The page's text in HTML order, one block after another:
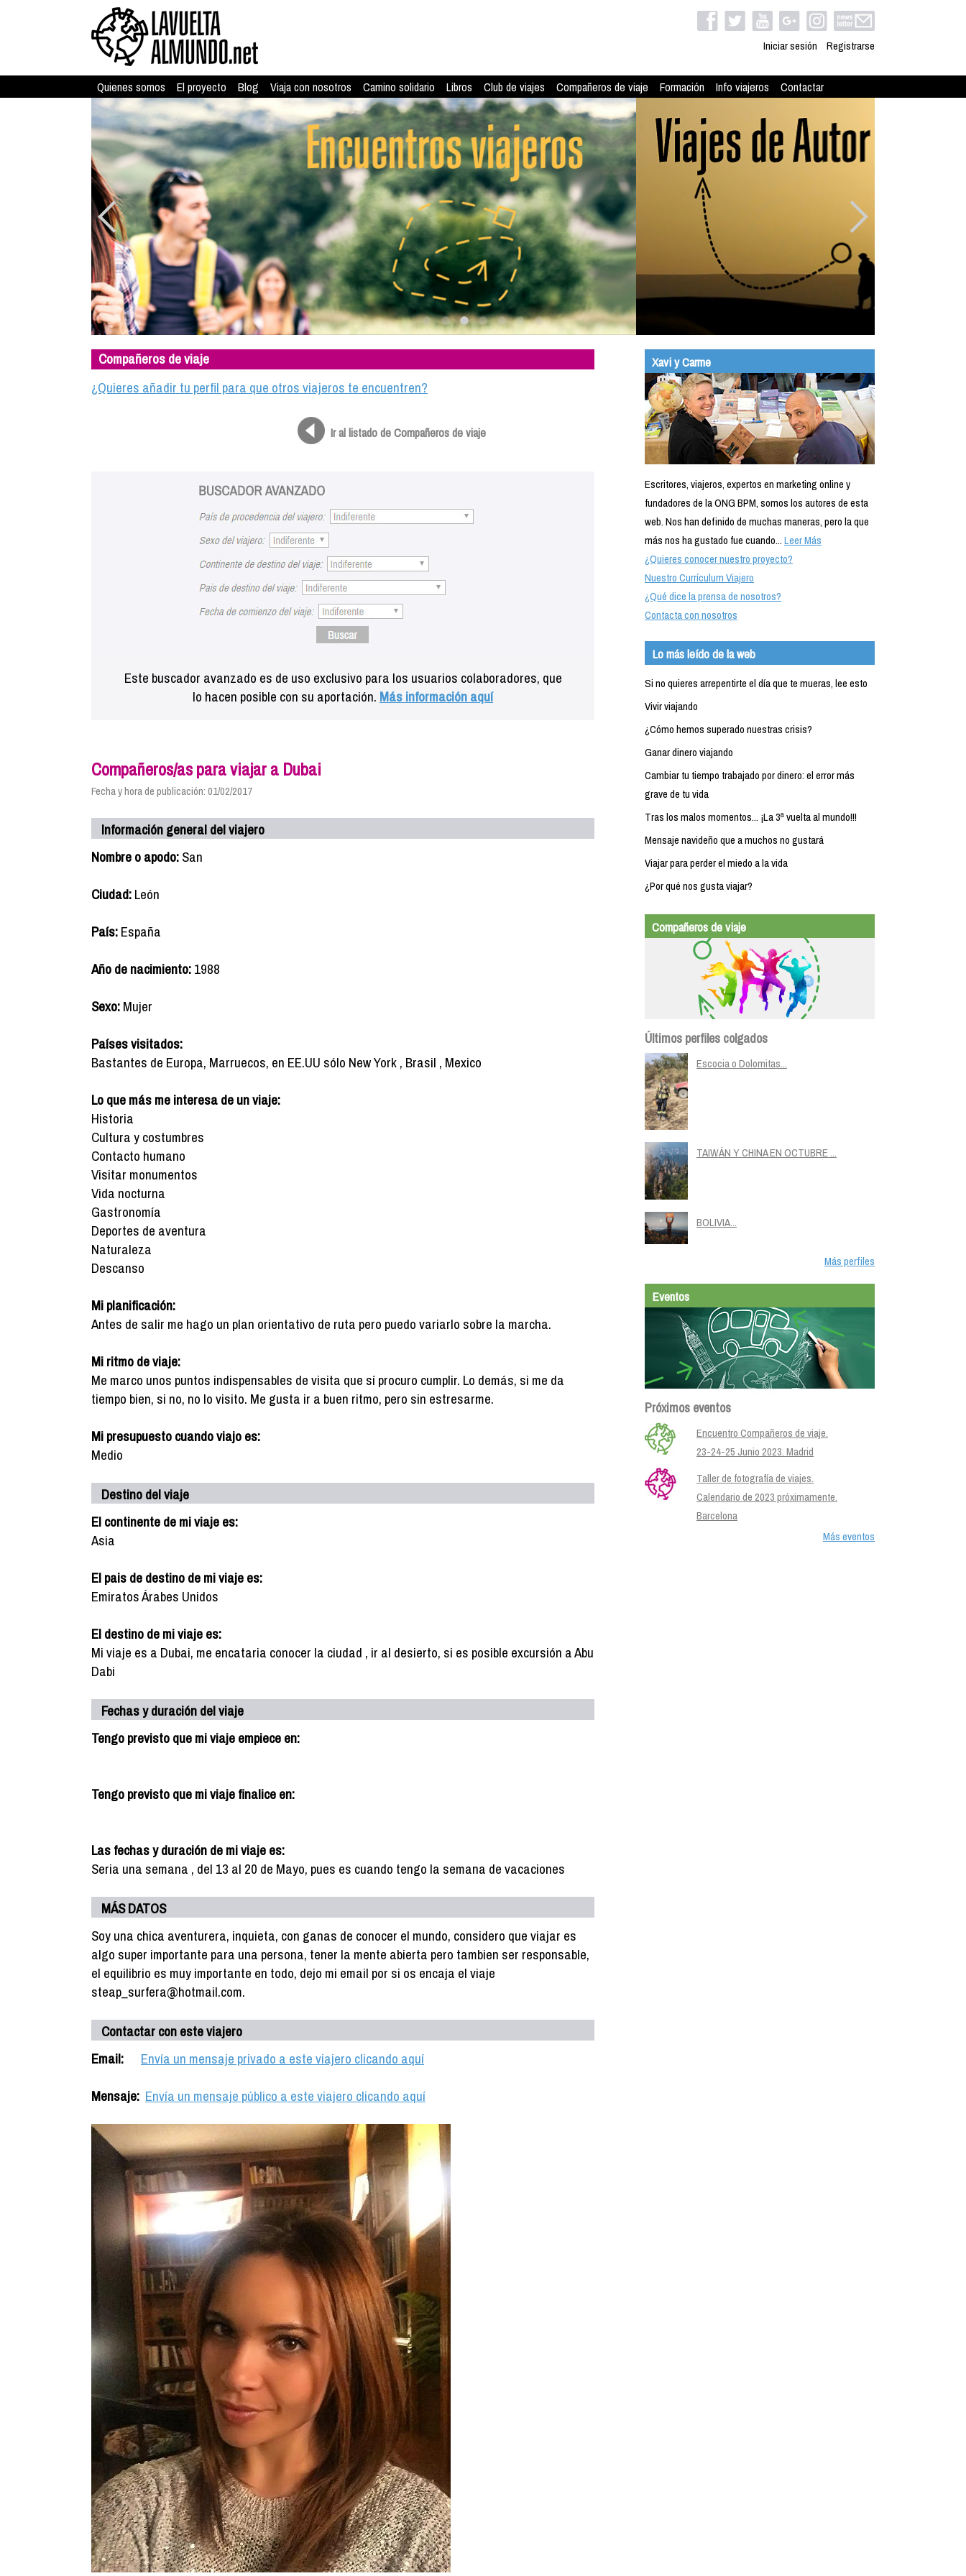
Iniciar sesión Registrarse
Quienes somos El proyecto Blog Viaja con nosotros Camino solidario Libros Club de viajes Compañeros de viaje Formación Info viajeros Contactar
Compañeros de viaje
¿Quieres añadir tu perfil para que otros viajeros te encuentren?
Ir al listado de Compañeros de viaje
Este buscador avanzado es de uso exclusivo para los usuarios colaboradores, que
lo hacen posible con su aportación. Más información aquí
Compañeros/as para viajar a Dubai
Fecha y hora de publicación: 01/02/2017
Información general del viajero
Nombre o apodo:San
Ciudad:León
País:España
Año de nacimiento:1988
Sexo:Mujer
Países visitados:
Bastantes de Europa, Marruecos, en EE.UU sólo New York , Brasil , Mexico
Lo que más me interesa de un viaje:
Historia
Cultura y costumbres
Contacto humano
Visitar monumentos
Vida nocturna
Gastronomía
Deportes de aventura
Naturaleza
Descanso
Mi planificación:
Antes de salir me hago un plan orientativo de ruta pero puedo variarlo sobre la marcha.
Mi ritmo de viaje:
Me marco unos puntos indispensables de visita que sí procuro cumplir. Lo demás, si me da
tiempo bien, si no, no lo visito. Me gusta ir a buen ritmo, pero sin estresarme.
Mi presupuesto cuando viajo es:
Medio
Destino del viaje
El continente de mi viaje es:
Asia
El pais de destino de mi viaje es:
Emiratos Árabes Unidos
El destino de mi viaje es:
Mi viaje es a Dubai, me encataria conocer la ciudad , ir al desierto, si es posible excursión a Abu
Dabi
Fechas y duración del viaje
Tengo previsto que mi viaje empiece en:
Tengo previsto que mi viaje finalice en:
Las fechas y duración de mi viaje es:
Seria una semana , del 13 al 20 de Mayo, pues es cuando tengo la semana de vacaciones
MÁS DATOS
Soy una chica aventurera, inquieta, con ganas de conocer el mundo, considero que viajar es
algo super importante para una persona, tener la mente abierta pero tambien ser responsable,
el equilibrio es muy importante en todo, dejo mi email por si os encaja el viaje
steap_surfera@hotmail.com.
Contactar con este viajero
Email:
Envía un mensaje privado a este viajero clicando aquí
Mensaje: Envía un mensaje público a este viajero clicando aquí
Xavi y Carme
Escritores, viajeros, expertos en marketing online y
fundadores de la ONG BPM, somos los autores de esta
web. Nos han definido de muchas maneras, pero la que
más nos ha gustado fue cuando...Leer Más
¿Quieres conocer nuestro proyecto?
Nuestro Currículum Viajero
¿Qué dice la prensa de nosotros?
Contacta con nosotros
Lo más leído de la web
Si no quieres arrepentirte el día que te mueras, lee esto
Vivir viajando
¿Cómo hemos superado nuestras crisis?
Ganar dinero viajando
Cambiar tu tiempo trabajado por dinero: el error más
grave de tu vida
Tras los malos momentos... ¡La 3ª vuelta al mundo!!!
Mensaje navideño que a muchos no gustará
Viajar para perder el miedo a la vida
¿Por qué nos gusta viajar?
Compañeros de viaje
Últimos perfiles colgados
Escocia o Dolomitas...
TAIWÁN Y CHINA EN OCTUBRE ...
BOLIVIA...
Más perfiles
Eventos
Próximos eventos
Encuentro Compañeros de viaje.
23-24-25 Junio 2023. Madrid
Taller de fotografía de viajes.
Calendario de 2023 próximamente.
Barcelona
Más eventos